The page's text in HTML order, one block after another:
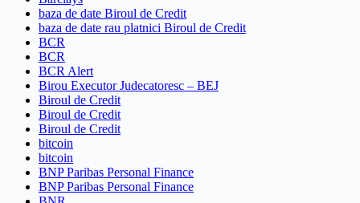
baza de date Biroul de Credit
baza de date rau platnici Biroul de Credit
BCR
BCR
BCR Alert
Birou Executor Judecatoresc – BEJ
Biroul de Credit
Biroul de Credit
Biroul de Credit
bitcoin
bitcoin
BNP Paribas Personal Finance
BNP Paribas Personal Finance